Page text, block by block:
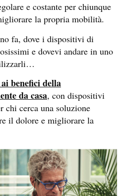
e costante per chiunque
la propria mobilità.
fa, dove i dispositivi di
e dovevi andare in uno
benefici della
da casa, con dispositivi
chi cerca una soluzione
il dolore e migliorare la